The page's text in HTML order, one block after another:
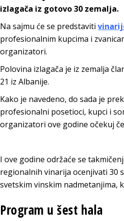
izlagača iz gotovo 30 zemalja.
Na sajmu će se predstaviti
profesionalnim kupcima i
organizatori.
Polovina izlagača je iz zemalja
21 iz Albanije.
Kako je navedeno, do sada je
profesionalni posetioci, kupci i
organizatori ove godine očekuj
I ove godine održaće se
regionalnih vinarija ocenjivati 30
svetskim vinskim nadmetanjima,
Program u šest hala